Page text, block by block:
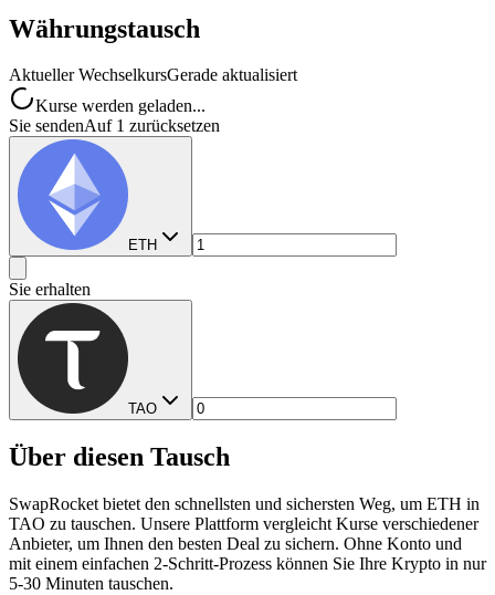
Währungstausch
Aktueller WechselkursGerade aktualisiert
Kurse werden geladen...
Sie sendenAuf 1 zurücksetzen
ETH
Sie erhalten
TAO
Über diesen Tausch
SwapRocket bietet den schnellsten und sichersten Weg, um ETH in
TAO zu tauschen. Unsere Plattform vergleicht Kurse verschiedener
Anbieter, um Ihnen den besten Deal zu sichern. Ohne Konto und
mit einem einfachen 2-Schritt-Prozess können Sie Ihre Krypto in nur
5-30 Minuten tauschen.